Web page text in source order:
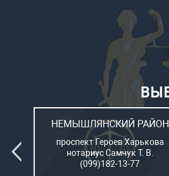
НЕМЫШЛЯНСКИЙ РАЙОН
проспект Героев Харькова
нотариус Самчук Т. В.
(099)182-13-77